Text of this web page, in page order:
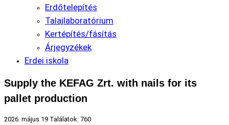
Erdőtelepítés
Talajlaboratórium
Kertépítés/fásítás
Árjegyzékek
Erdei iskola
Supply the KEFAG Zrt. with nails for its
pallet production
2026. május 19 Találatok: 760